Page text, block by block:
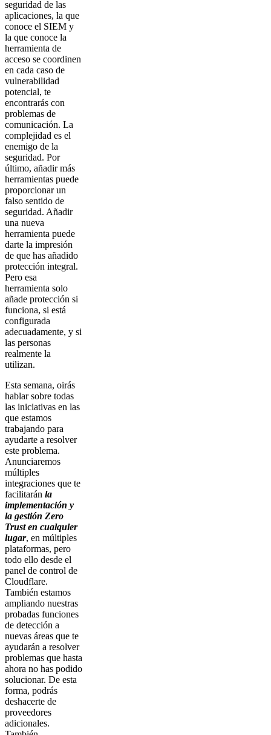
seguridad de las
aplicaciones, la que
conoce el SIEM y
la que conoce la
herramienta de
acceso se coordinen
en cada caso de
vulnerabilidad
potencial, te
encontrarás con
problemas de
comunicación. La
complejidad es el
enemigo de la
seguridad. Por
último, añadir más
herramientas puede
proporcionar un
falso sentido de
seguridad. Añadir
una nueva
herramienta puede
darte la impresión
de que has añadido
protección integral.
Pero esa
herramienta solo
añade protección si
funciona, si está
configurada
adecuadamente, y si
las personas
realmente la
utilizan.
Esta semana, oirás
hablar sobre todas
las iniciativas en las
que estamos
trabajando para
ayudarte a resolver
este problema.
Anunciaremos
múltiples
integraciones que te
facilitarán la
implementación y
la gestión Zero
Trust en cualquier
lugar, en múltiples
plataformas, pero
todo ello desde el
panel de control de
Cloudflare.
También estamos
ampliando nuestras
probadas funciones
de detección a
nuevas áreas que te
ayudarán a resolver
problemas que hasta
ahora no has podido
solucionar. De esta
forma, podrás
deshacerte de
proveedores
adicionales.